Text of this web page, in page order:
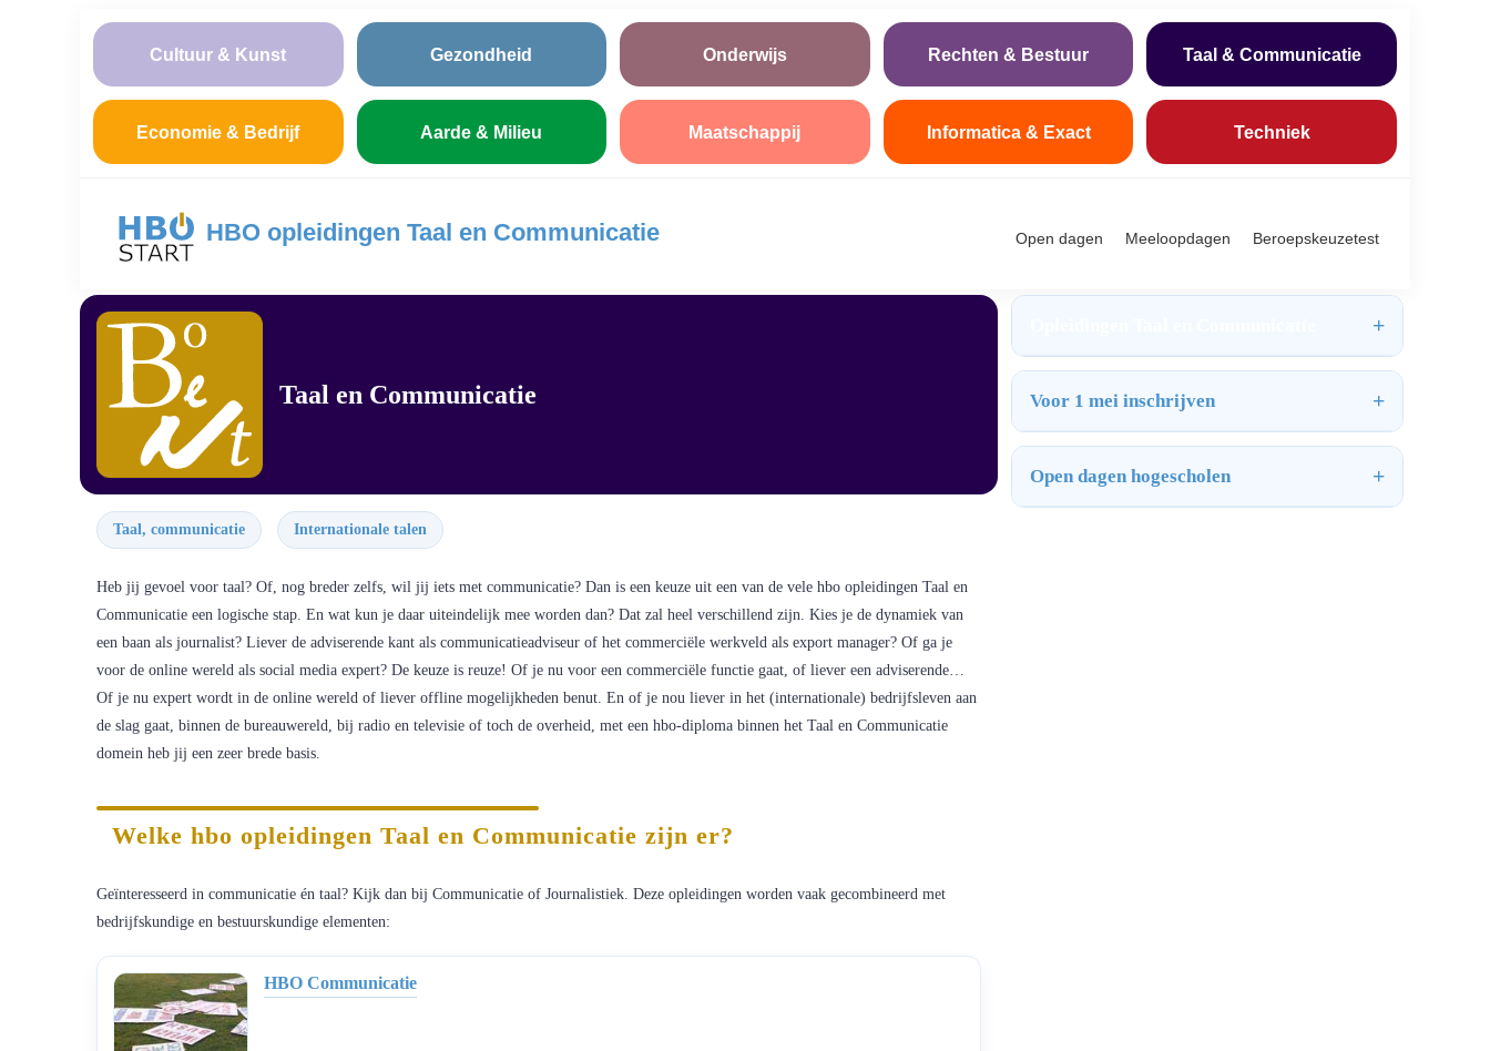
Cultuur & Kunst Gezondheid Onderwijs Rechten & Bestuur Taal & Communicatie
Economie & Bedrijf Aarde & Milieu Maatschappij Informatica & Exact Techniek
HBO opleidingen Taal en Communicatie Open dagen Meeloopdagen Beroepskeuzetest
Taal en Communicatie
Taal, communicatie Internationale talen
Heb jij gevoel voor taal? Of, nog breder zelfs, wil jij iets met communicatie? Dan is een keuze uit een van de vele hbo opleidingen Taal en
Communicatie een logische stap. En wat kun je daar uiteindelijk mee worden dan? Dat zal heel verschillend zijn. Kies je de dynamiek van
een baan als journalist? Liever de adviserende kant als communicatieadviseur of het commerciële werkveld als export manager? Of ga je
voor de online wereld als social media expert? De keuze is reuze! Of je nu voor een commerciële functie gaat, of liever een adviserende…
Of je nu expert wordt in de online wereld of liever offline mogelijkheden benut. En of je nou liever in het (internationale) bedrijfsleven aan
de slag gaat, binnen de bureauwereld, bij radio en televisie of toch de overheid, met een hbo-diploma binnen het Taal en Communicatie
domein heb jij een zeer brede basis.
Welke hbo opleidingen Taal en Communicatie zijn er?
Geïnteresseerd in communicatie én taal? Kijk dan bij Communicatie of Journalistiek. Deze opleidingen worden vaak gecombineerd met
bedrijfskundige en bestuurskundige elementen:
HBO Communicatie
Voor 1 mei inschrijven
Open dagen hogescholen